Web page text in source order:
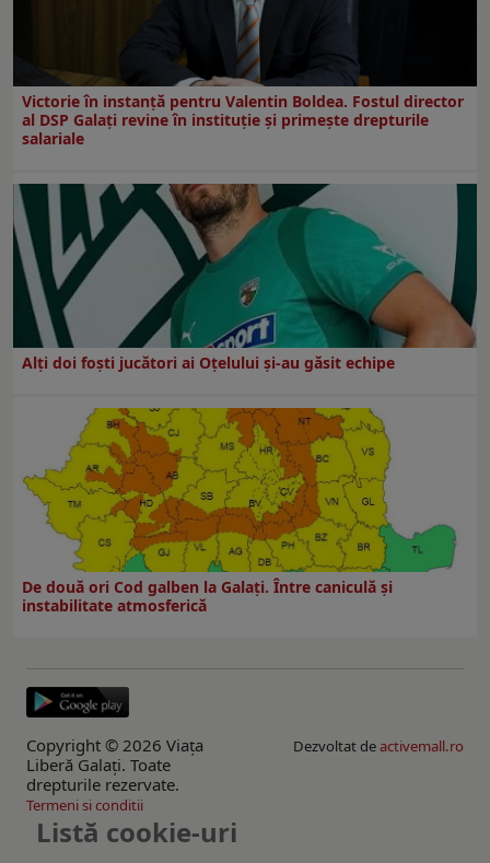
Victorie în instanță pentru Valentin Boldea. Fostul director
al DSP Galați revine în instituție și primește drepturile
salariale
Alți doi foști jucători ai Oțelului și-au găsit echipe
De două ori Cod galben la Galaţi. Între caniculă şi
instabilitate atmosferică
Copyright © 2026 Viaţa
Liberă Galaţi. Toate
drepturile rezervate.
Dezvoltat deactivemall.ro
Termeni si conditii
Listă cookie-uri